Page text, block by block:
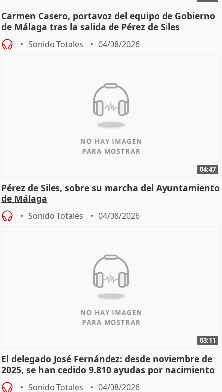
Carmen Casero, portavoz del equipo de Gobierno
de Málaga tras la salida de Pérez de Siles
Sonido Totales 04/08/2026
04:47
Pérez de Siles, sobre su marcha del Ayuntamiento
de Málaga
Sonido Totales 04/08/2026
03:11
El delegado José Fernández: desde noviembre de
2025, se han cedido 9.810 ayudas por nacimiento
Sonido Totales 04/08/2026